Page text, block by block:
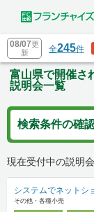
08/07更
新
全245件
富山県で開催さ
説明会一覧
検索条件の確
現在受付中の説明会
システムでネットシ
その他・各種小売